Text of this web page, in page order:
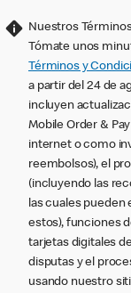
Nuestros
Tómate unos
Términos y
a partir del 24 de
incluyen
Mobile Order &
internet o como
reembolsos), el
(incluyendo las
las cuales pueden
estos), funciones
tarjetas digitales
disputas y el
usando nuestro